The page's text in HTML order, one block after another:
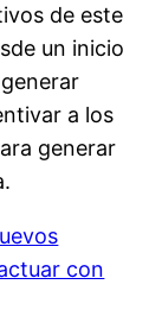
de este
un inicio
a los
generar
con